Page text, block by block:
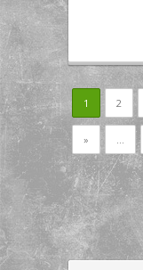
1 2
» ...